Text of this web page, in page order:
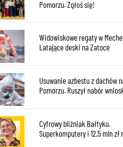
Pomorzu. Zgłoś się!
Widowiskowe regaty w
Latające deski na Zatoce
Usuwanie azbestu z dachów
Pomorzu. Ruszył nabór
Cyfrowy bliźniak Bałtyku.
Superkomputery i 12,5 mln zł